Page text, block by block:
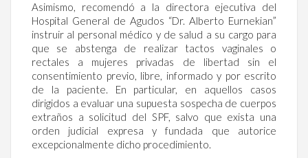
Asimismo, recomendó a la directora ejecutiva del
Hospital General de Agudos “Dr. Alberto Eurnekian”
instruir al personal médico y de salud a su cargo para
que se abstenga de realizar tactos vaginales o
rectales a mujeres privadas de libertad sin el
consentimiento previo, libre, informado y por escrito
de la paciente. En particular, en aquellos casos
dirigidos a evaluar una supuesta sospecha de cuerpos
extraños a solicitud del SPF, salvo que exista una
orden judicial expresa y fundada que autorice
excepcionalmente dicho procedimiento.